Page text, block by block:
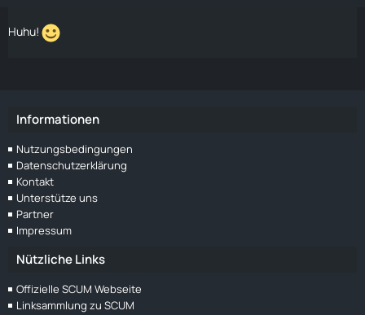
Huhu!
Informationen
Nutzungsbedingungen
Datenschutzerklärung
Kontakt
Unterstütze uns
Partner
Impressum
Nützliche Links
Offizielle SCUM Webseite
Linksammlung zu SCUM